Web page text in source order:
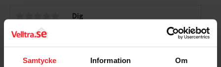
Samtycke Information Om
Dig